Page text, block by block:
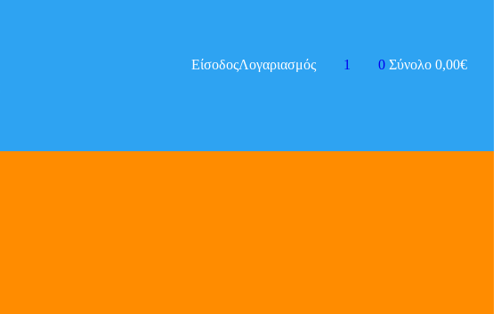
ΕίσοδοςΛογαριασμός 1 0 Σύνολο 0,00€